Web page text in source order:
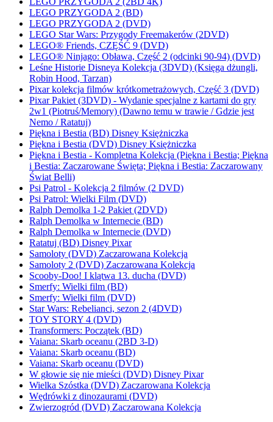
LEGO PRZYGODA 2 (BD)
LEGO PRZYGODA 2 (DVD)
LEGO Star Wars: Przygody Freemakerów (2DVD)
LEGO® Friends, CZĘŚĆ 9 (DVD)
LEGO® Ninjago: Obława, Część 2 (odcinki 90-94) (DVD)
Leśne Historie Disneya Kolekcja (3DVD) (Księga dżungli,
Robin Hood, Tarzan)
Pixar kolekcja filmów krótkometrażowych, Część 3 (DVD)
Pixar Pakiet (3DVD) - Wydanie specjalne z kartami do gry
2w1 (Piotruś/Memory) (Dawno temu w trawie / Gdzie jest
Nemo / Ratatuj)
Piękna i Bestia (BD) Disney Księżniczka
Piękna i Bestia (DVD) Disney Księżniczka
Piękna i Bestia - Kompletna Kolekcja (Piękna i Bestia; Piękna
i Bestia: Zaczarowane Święta; Piękna i Bestia: Zaczarowany
Świat Belli)
Psi Patrol - Kolekcja 2 filmów (2 DVD)
Psi Patrol: Wielki Film (DVD)
Ralph Demolka 1-2 Pakiet (2DVD)
Ralph Demolka w Internecie (BD)
Ralph Demolka w Internecie (DVD)
Ratatuj (BD) Disney Pixar
Samoloty (DVD) Zaczarowana Kolekcja
Samoloty 2 (DVD) Zaczarowana Kolekcja
Scooby-Doo! I klątwa 13. ducha (DVD)
Smerfy: Wielki film (BD)
Smerfy: Wielki film (DVD)
Star Wars: Rebelianci, sezon 2 (4DVD)
TOY STORY 4 (DVD)
Transformers: Początek (BD)
Vaiana: Skarb oceanu (2BD 3-D)
Vaiana: Skarb oceanu (BD)
Vaiana: Skarb oceanu (DVD)
W głowie się nie mieści (DVD) Disney Pixar
Wielka Szóstka (DVD) Zaczarowana Kolekcja
Wędrówki z dinozaurami (DVD)
Zwierzogród (DVD) Zaczarowana Kolekcja